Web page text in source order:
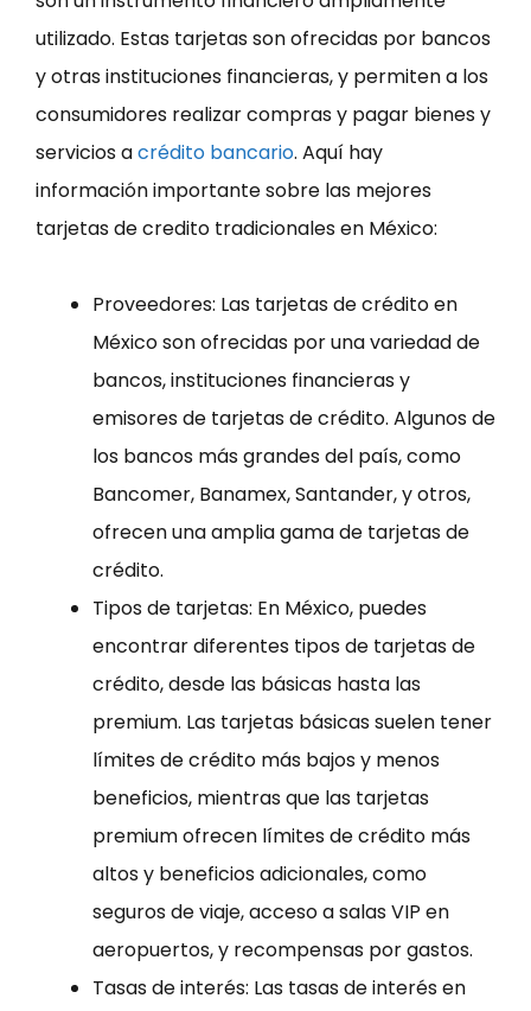
utilizado. Estas tarjetas son ofrecidas por bancos
y otras instituciones financieras, y permiten a los
consumidores realizar compras y pagar bienes y
servicios acrédito bancario. Aquí hay
información importante sobre las mejores
tarjetas de credito tradicionales en México:
Proveedores: Las tarjetas de crédito en
México son ofrecidas por una variedad de
bancos, instituciones financieras y
emisores de tarjetas de crédito. Algunos de
los bancos más grandes del país, como
Bancomer, Banamex, Santander, y otros,
ofrecen una amplia gama de tarjetas de
crédito.
Tipos de tarjetas: En México, puedes
encontrar diferentes tipos de tarjetas de
crédito, desde las básicas hasta las
premium. Las tarjetas básicas suelen tener
límites de crédito más bajos y menos
beneficios, mientras que las tarjetas
premium ofrecen límites de crédito más
altos y beneficios adicionales, como
seguros de viaje, acceso a salas VIP en
aeropuertos, y recompensas por gastos.
Tasas de interés: Las tasas de interés en